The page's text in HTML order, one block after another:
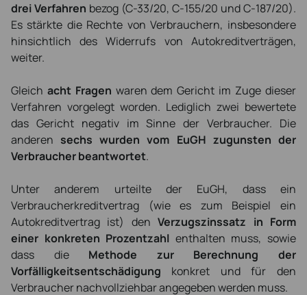
drei Verfahren bezog (C-33/20, C-155/20 und C-187/20).
Es stärkte die Rechte von Verbrauchern, insbesondere
hinsichtlich des Widerrufs von Autokreditverträgen,
weiter.
Gleich acht Fragen waren dem Gericht im Zuge dieser
Verfahren vorgelegt worden. Lediglich zwei bewertete
das Gericht negativ im Sinne der Verbraucher. Die
anderen sechs wurden vom EuGH zugunsten der
Verbraucher beantwortet.
Unter anderem urteilte der EuGH, dass ein
Verbraucherkreditvertrag (wie es zum Beispiel ein
Autokreditvertrag ist) denVerzugszinssatz in Form
einer konkreten Prozentzahl enthalten muss, sowie
dass die Methode zur Berechnung der
Vorfälligkeitsentschädigung konkret und für den
Verbraucher nachvollziehbar angegeben werden muss.